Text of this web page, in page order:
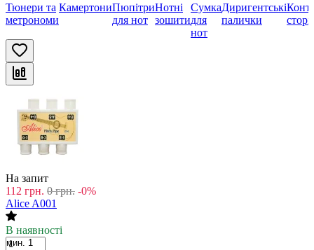
Тюнери та
метрономи
КамертониПюпітри
для нот
Нотні
зошити
Сумка
для
нот
Диригентські
палички
На запит
112 грн. 0 грн. -0%
Alice A001
В наявності
мин. 1